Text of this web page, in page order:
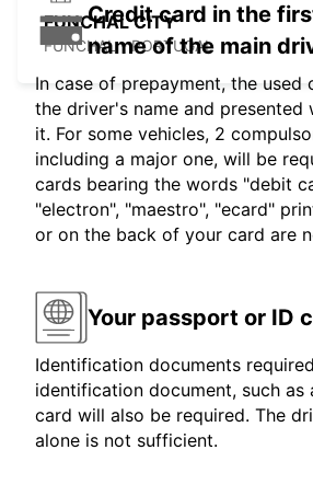
FUNCHAL CITY
FUNCHAL - PORTUGAL
Credit card in the
name of the main
In case of prepayment, the used
the driver's name and presented
it. For some vehicles, 2
including a major one, will be
cards bearing the words "debit
"electron", "maestro", "ecard"
or on the back of your card are
Your passport or ID
Identification documents
identification document, such as
card will also be required. The
alone is not sufficient.